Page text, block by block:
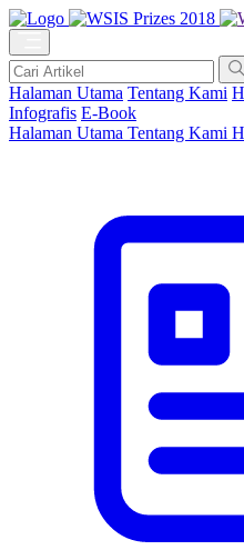
Halaman Utama Tentang Kami
Infografis E-Book
Halaman Utama Tentang Kami